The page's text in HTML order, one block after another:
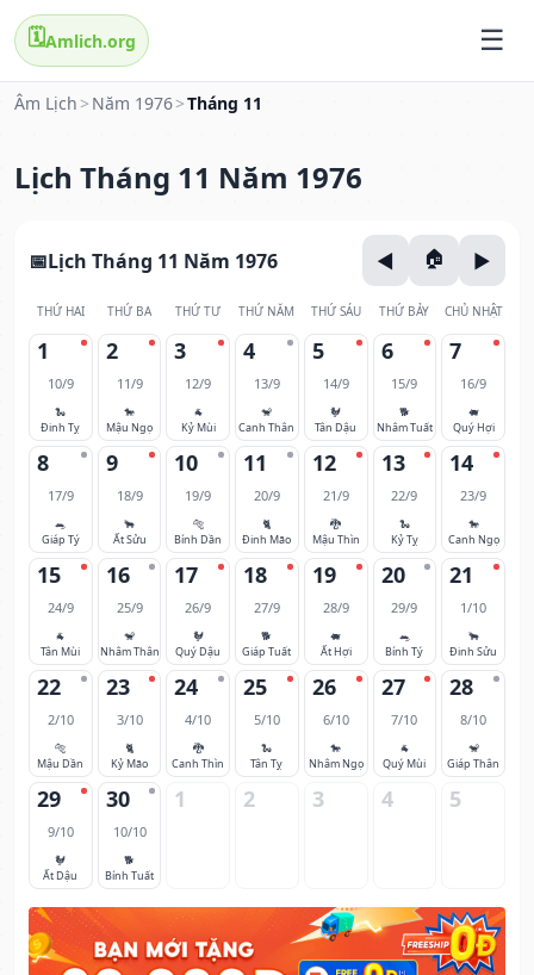
🗓️Amlich.org
Âm Lịch > Năm 1976>Tháng 11
Lịch Tháng 11 Năm 1976
Lịch Tháng 11 Năm 1976
THỨ HAI THỨ BA THỨ TƯ THỨ NĂM THỨ SÁU THỨ BẢY CHỦ NHẬT
1
10/9
🐍
Đinh Tỵ
2
11/9
🐎
Mậu Ngọ
3
12/9
🐐
Kỷ Mùi
4
13/9
🐒
Canh Thân
5
14/9
🐓
Tân Dậu
6
15/9
🐕
Nhâm Tuất
7
16/9
🐖
Quý Hợi
8
17/9
🐀
Giáp Tý
9
18/9
🐂
Ất Sửu
10
19/9
🐅
Bính Dần
11
20/9
🐈
Đinh Mão
12
21/9
🐉
Mậu Thìn
13
22/9
🐍
Kỷ Tỵ
14
23/9
🐎
Canh Ngọ
15
24/9
🐐
Tân Mùi
16
25/9
🐒
Nhâm Thân
17
26/9
🐓
Quý Dậu
18
27/9
🐕
Giáp Tuất
19
28/9
🐖
Ất Hợi
20
29/9
🐀
Bính Tý
21
1/10
🐂
Đinh Sửu
22
2/10
🐅
Mậu Dần
23
3/10
🐈
Kỷ Mão
24
4/10
🐉
Canh Thìn
25
5/10
🐍
Tân Tỵ
26
6/10
🐎
Nhâm Ngọ
27
7/10
🐐
Quý Mùi
28
8/10
🐒
Giáp Thân
29
9/10
🐓
Ất Dậu
30
10/10
🐕
Bính Tuất
1 2 3 4 5